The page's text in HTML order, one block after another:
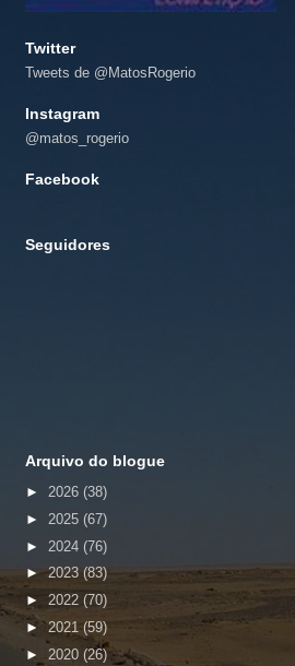
Twitter
Tweets de @MatosRogerio
Instagram
@matos_rogerio
Facebook
Seguidores
Arquivo do blogue
► 2026 (38)
► 2025 (67)
► 2024 (76)
►2023(83)
► 2022 (70)
► 2021 (59)
► 2020 (26)